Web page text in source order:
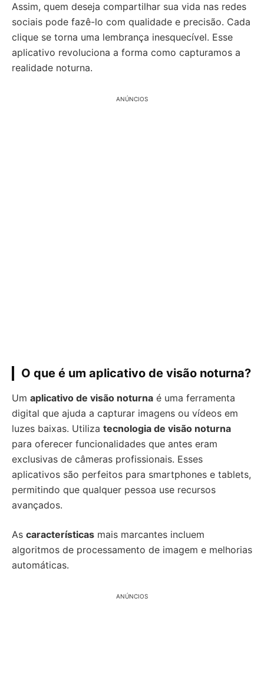
Assim, quem deseja compartilhar sua vida nas redes
sociais pode fazê-lo com qualidade e precisão. Cada
clique se torna uma lembrança inesquecível. Esse
aplicativo revoluciona a forma como capturamos a
realidade noturna.
ANÚNCIOS
O que é um aplicativo de visão noturna?
Um aplicativo de visão noturna é uma ferramenta
digital que ajuda a capturar imagens ou vídeos em
luzes baixas. Utiliza tecnologia de visão noturna
para oferecer funcionalidades que antes eram
exclusivas de câmeras profissionais. Esses
aplicativos são perfeitos para smartphones e tablets,
permitindo que qualquer pessoa use recursos
avançados.
As características mais marcantes incluem
algoritmos de processamento de imagem e melhorias
automáticas.
ANÚNCIOS